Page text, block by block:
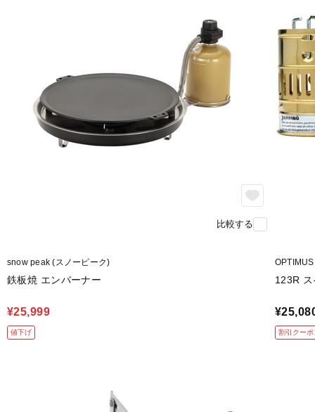
比較する
snow peak (スノーピーク)
鉄板焼 エンバーナー
¥25,999
値下げ
123R
割引クーポ